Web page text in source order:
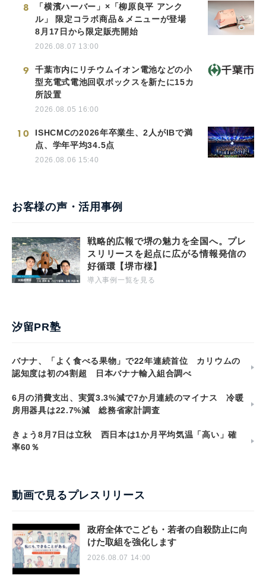
8
「横濱ハーバー」×「柳原良平 アンク
ル」 限定コラボ商品＆メニューが登場
8月17日から限定販売開始
2026.08.07 13:00
9
千葉市内にリチウムイオン電池などの小
型充電式電池回収ボックスを新たに15カ
所設置
2026.08.05 16:00
10
ISHCMCの2026年卒業生、2人がIBで満
点、学年平均34.5点
2026.08.06 15:40
お客様の声・活用事例
戦略的広報で堺の魅力を全国へ。プレ
スリリースを起点に広がる情報発信の
好循環【堺市様】
導入事例一覧を見る
汐留PR塾
バナナ、「よく食べる果物」で22年連続首位 カリウムの
認知度は初の4割超 日本バナナ輸入組合調べ
6月の消費支出、実質3.3%減で7か月連続のマイナス 冷暖
房用器具は22.7%減 総務省家計調査
きょう8月7日は立秋 西日本は1か月平均気温「高い」確
率60％
動画で見るプレスリリース
政府全体でこども・若者の自殺防止に向
けた取組を強化します
2026.08.07 14:00